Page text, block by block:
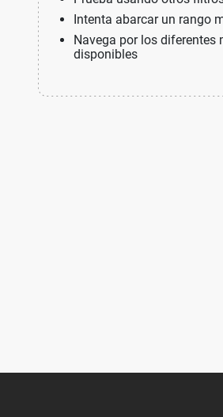
Intenta abarcar un rango
Navega por los diferentes
disponibles